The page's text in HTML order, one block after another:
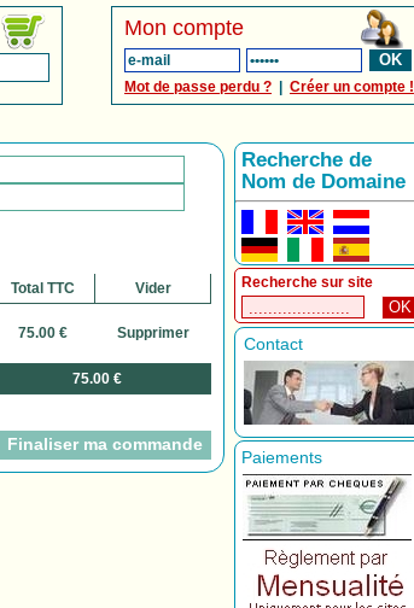
Mon compte
OK
Mot de passe perdu ? Créer un compte !
Total TTC Vider
75.00 € Supprimer
75.00 €
Finaliser ma commande
Recherche de
Nom de Domaine
Recherche sur site
OK
Contact
Paiements